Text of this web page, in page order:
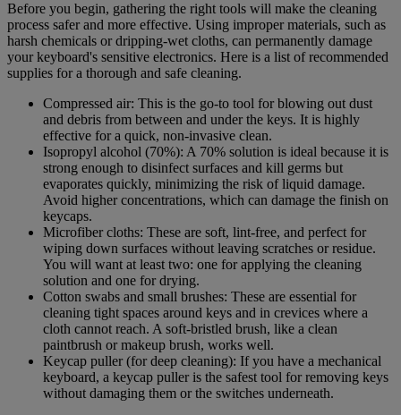
Before you begin, gathering the right tools will make the cleaning
process safer and more effective. Using improper materials, such as
harsh chemicals or dripping-wet cloths, can permanently damage
your keyboard's sensitive electronics. Here is a list of recommended
supplies for a thorough and safe cleaning.
Compressed air: This is the go-to tool for blowing out dust
and debris from between and under the keys. It is highly
effective for a quick, non-invasive clean.
Isopropyl alcohol (70%): A 70% solution is ideal because it is
strong enough to disinfect surfaces and kill germs but
evaporates quickly, minimizing the risk of liquid damage.
Avoid higher concentrations, which can damage the finish on
keycaps.
Microfiber cloths: These are soft, lint-free, and perfect for
wiping down surfaces without leaving scratches or residue.
You will want at least two: one for applying the cleaning
solution and one for drying.
Cotton swabs and small brushes: These are essential for
cleaning tight spaces around keys and in crevices where a
cloth cannot reach. A soft-bristled brush, like a clean
paintbrush or makeup brush, works well.
Keycap puller (for deep cleaning): If you have a mechanical
keyboard, a keycap puller is the safest tool for removing keys
without damaging them or the switches underneath.